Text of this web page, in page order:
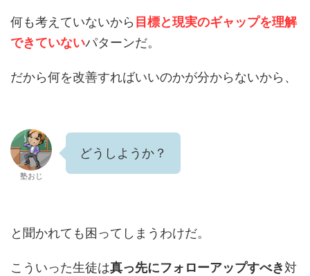
何も考えていないから 目標と現実のギャップを理解
できていないパターンだ。
だから何を改善すればいいのかが分からないから、
塾おじ
どうしようか？
と聞かれても困ってしまうわけだ。
こういった生徒は真っ先にフォローアップすべき対